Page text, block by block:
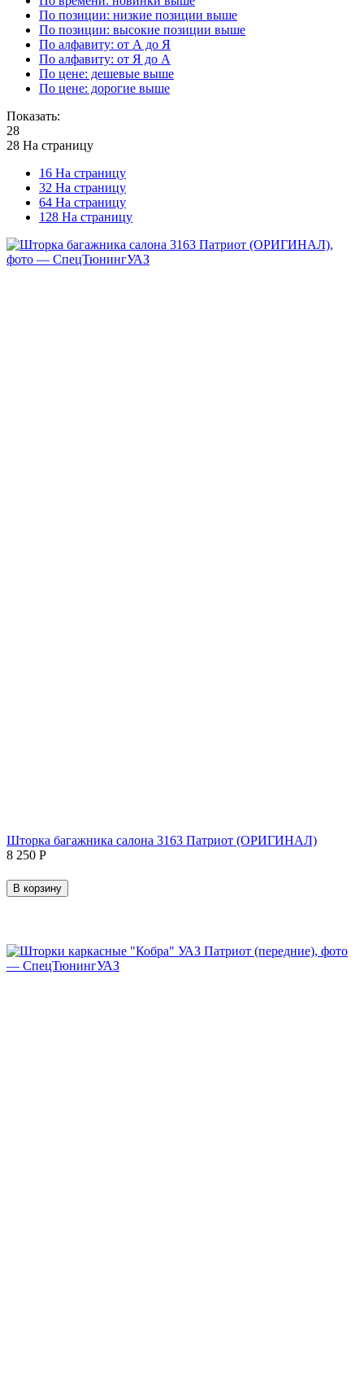
По позиции: низкие позиции выше
По позиции: высокие позиции выше
По алфавиту: от А до Я
По алфавиту: от Я до А
По цене: дешевые выше
По цене: дорогие выше
Показать:
28
28 На страницу
16 На страницу
32 На страницу
64 На страницу
128 На страницу
Шторка багажника салона 3163 Патриот (ОРИГИНАЛ)
8 250 Р
В корзину